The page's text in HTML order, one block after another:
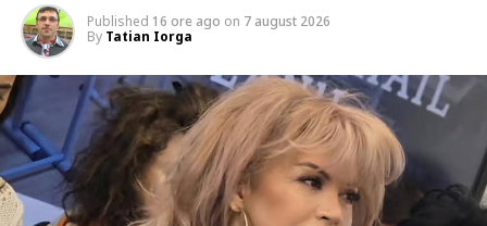
Published 16 ore ago on 7 august 2026
By Tatian Iorga